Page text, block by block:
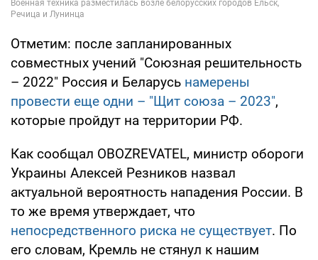
Отметим: после запланированных
совместных учений "Союзная решительность
– 2022" Россия и Беларусь намерены
провести еще одни – "Щит союза – 2023",
которые пройдут на территории РФ.
Как сообщал OBOZREVATEL, министр обороги
Украины Алексей Резников назвал
актуальной вероятность нападения России. В
то же время утверждает, что
непосредственного риска не существует. По
его словам, Кремль не стянул к нашим